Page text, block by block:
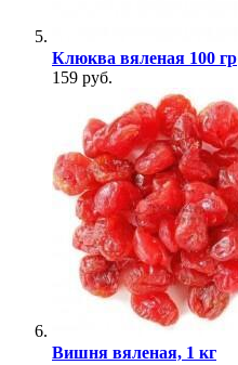
Клюква вяленая 100 гр
159 руб.
Вишня вяленая, 1 кг